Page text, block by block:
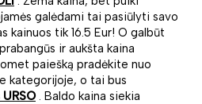
galėdami tai pasiūlyti savo
kainuos tik 16.5 Eur! O galbūt
ir aukšta kaina
paiešką pradėkite nuo
kategorijoje, o tai bus
. Baldo kaina siekia